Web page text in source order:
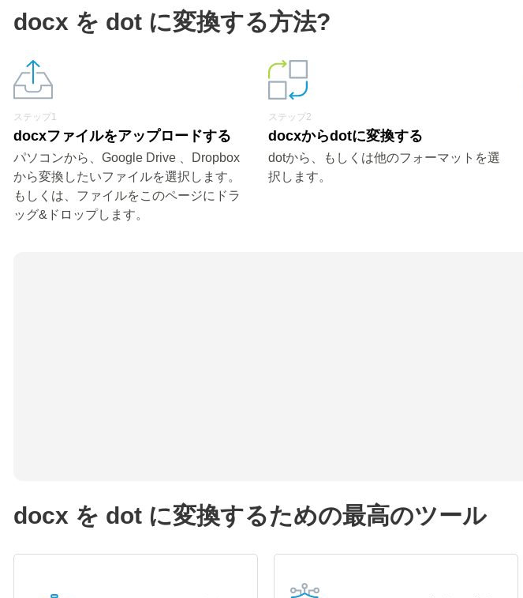
docx を dot に変換する方法?
ステップ1
docxファイルをアップロードする
パソコンから、Google Drive 、Dropbox
から変換したいファイルを選択します。
もしくは、ファイルをこのページにドラ
ッグ&ドロップします。
ステップ2
docxからdotに変換する
dotから、もしくは他のフォーマットを選
択します。
docx を dot に変換するための最高のツール